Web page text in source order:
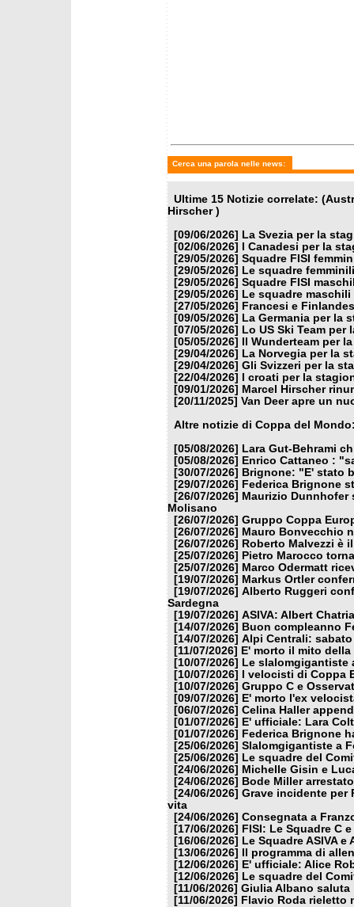
Cerca una parola nelle news:
Ultime 15 Notizie correlate:
Hirscher )
[09/06/2026]
La Svezia per la
[02/06/2026]
I Canadesi per la
[29/05/2026] Squadre FISI
[29/05/2026]
Le squadre
[29/05/2026] Squadre FISI
[29/05/2026]
Le squadre maschili
[27/05/2026]
Francesi e
[09/05/2026]
La Germania per la
[07/05/2026]
Lo US Ski Team per
[05/05/2026]
Il Wunderteam per
[29/04/2026]
La Norvegia per la
[29/04/2026] Gli Svizzeri per la
[22/04/2026]
I croati per la
[09/01/2026] Marcel Hirscher
[20/11/2025] Van Deer apre un
Altre notizie di Coppa del
[05/08/2026]
Lara Gut-Behrami
[05/08/2026]
Enrico Cattaneo :
[30/07/2026]
Brignone: "E' stato
[29/07/2026]
Federica Brignone
[26/07/2026] Maurizio Dunnhofer
Molisano
[26/07/2026] Gruppo Coppa
[26/07/2026] Mauro Bonvecchio
[26/07/2026]
Roberto Malvezzi è
[25/07/2026]
Pietro Marocco
[25/07/2026] Marco Odermatt
[19/07/2026] Markus Ortler
[19/07/2026] Alberto Ruggeri
Sardegna
[19/07/2026] ASIVA: Albert
[14/07/2026]
Buon compleanno
[14/07/2026] Alpi Centrali:
[11/07/2026]
E' morto il mito
[10/07/2026]
Le
[10/07/2026]
I velocisti di Coppa
[10/07/2026] Gruppo C e
[09/07/2026]
E' morto l'ex
[06/07/2026] Celina Haller
[01/07/2026]
E' ufficiale: Lara
[01/07/2026]
Federica Brignone
[25/06/2026] Slalomgigantiste a
[25/06/2026]
Le squadre del
[24/06/2026] Michelle Gisin e
[24/06/2026]
Bode Miller
[24/06/2026] Grave incidente per
vita
[24/06/2026] Consegnata a
[17/06/2026]
FISI: Le Squadre C
[16/06/2026]
Le Squadre ASIVA
[13/06/2026]
Il programma di
[12/06/2026]
E' ufficiale: Alice
[12/06/2026]
Le squadre del
[11/06/2026] Giulia Albano saluta
[11/06/2026]
Flavio Roda rieletto